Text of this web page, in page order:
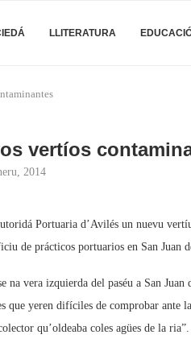
LLITERATURA
vertíos
2014
Portuaria d’Avilés un nuevu
de prácticos portuarios en San Juan
na vera izquierda del paséu a San Juan
que yeren difíciles de comprobar ante
qu’oldeaba coles agües de la ria”.